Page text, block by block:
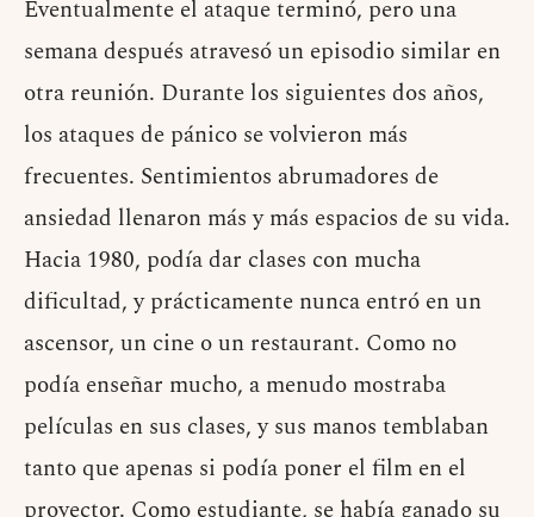
Eventualmente el ataque terminó, pero una
semana después atravesó un episodio similar en
otra reunión. Durante los siguientes dos años,
los ataques de pánico se volvieron más
frecuentes. Sentimientos abrumadores de
ansiedad llenaron más y más espacios de su vida.
Hacia 1980, podía dar clases con mucha
dificultad, y prácticamente nunca entró en un
ascensor, un cine o un restaurant. Como no
podía enseñar mucho, a menudo mostraba
películas en sus clases, y sus manos temblaban
tanto que apenas si podía poner el film en el